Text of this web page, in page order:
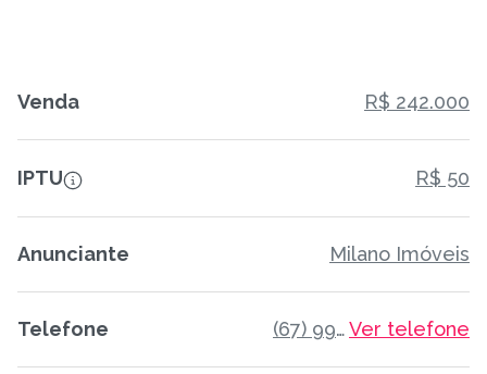
Venda R$ 242.000
IPTU R$ 50
Anunciante Milano Imóveis
Telefone (67) 99839-0315Ver telefone